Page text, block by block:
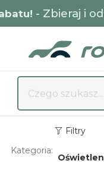
- Zbieraj i
Filtry
Kategoria: